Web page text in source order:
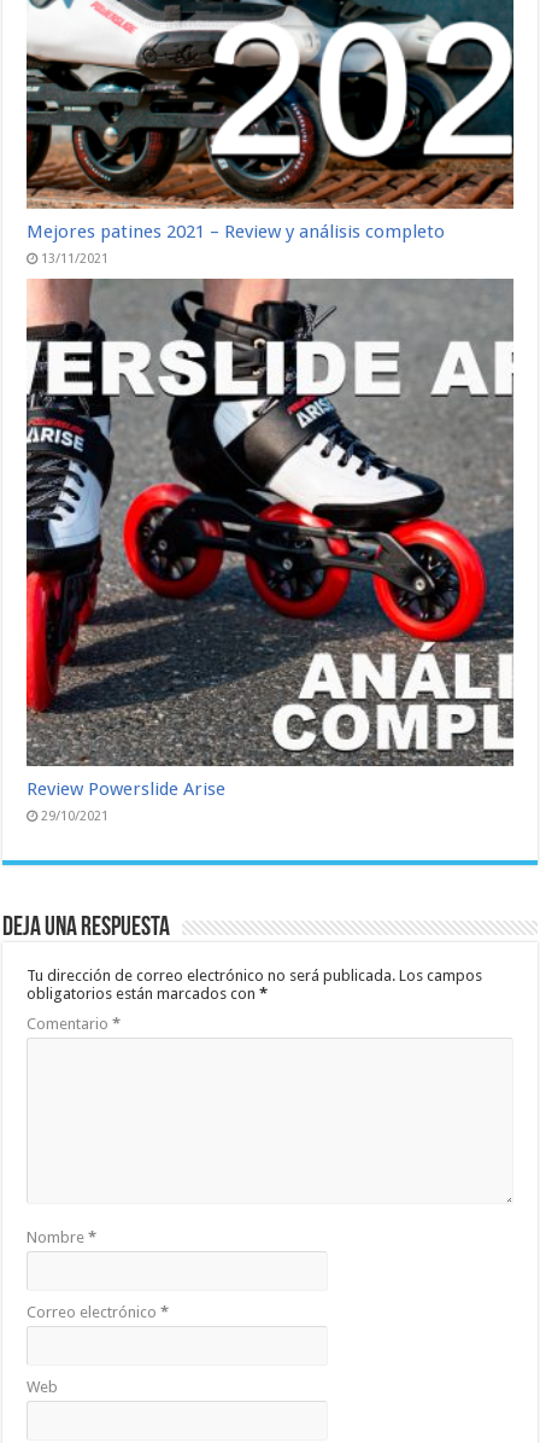
Mejores patines 2021 – Review y análisis completo
13/11/2021
Review Powerslide Arise
29/10/2021
Deja una respuesta
Tu dirección de correo electrónico no será publicada. Los campos
obligatorios están marcados con*
Comentario*
Nombre*
Correo electrónico*
Web